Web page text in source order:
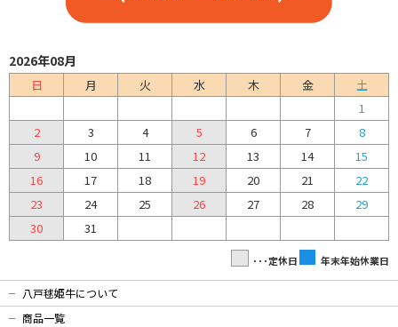
2026年08月
日 月 火 水 木 金
土
1
2
3 4 5 6 7
8
9
10 11 12 13 14
15
16
17 18 19 20 21
22
23
24 25 26 27 28
29
30
31
･･･定休日 年末年始休業日
八戸毬姫牛について
商品一覧